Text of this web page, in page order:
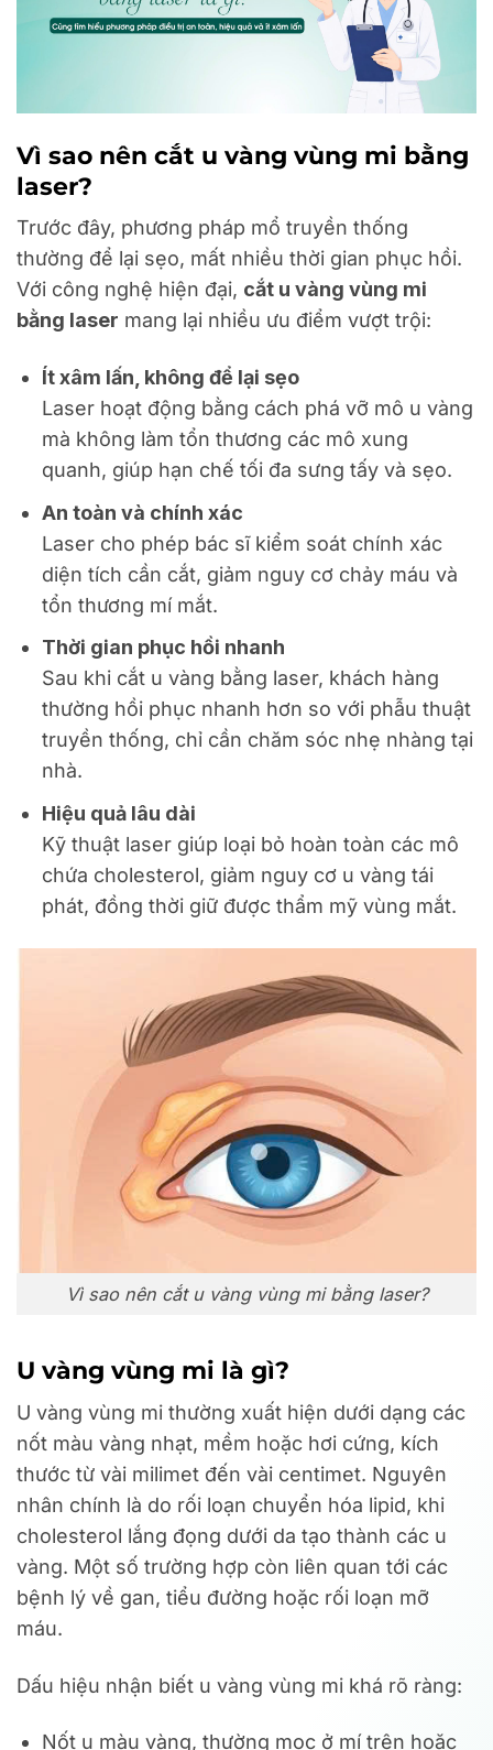
Vì sao nên cắt u vàng vùng mi bằng
laser?
Trước đây, phương pháp mổ truyền thống
thường để lại sẹo, mất nhiều thời gian phục hồi.
Với công nghệ hiện đại, cắt u vàng vùng mi
bằng laser mang lại nhiều ưu điểm vượt trội:
Ít xâm lấn, không để lại sẹo
Laser hoạt động bằng cách phá vỡ mô u vàng
mà không làm tổn thương các mô xung
quanh, giúp hạn chế tối đa sưng tấy và sẹo.
An toàn và chính xác
Laser cho phép bác sĩ kiểm soát chính xác
diện tích cần cắt, giảm nguy cơ chảy máu và
tổn thương mí mắt.
Thời gian phục hồi nhanh
Sau khi cắt u vàng bằng laser, khách hàng
thường hồi phục nhanh hơn so với phẫu thuật
truyền thống, chỉ cần chăm sóc nhẹ nhàng tại
nhà.
Hiệu quả lâu dài
Kỹ thuật laser giúp loại bỏ hoàn toàn các mô
chứa cholesterol, giảm nguy cơ u vàng tái
phát, đồng thời giữ được thẩm mỹ vùng mắt.
Vì sao nên cắt u vàng vùng mi bằng laser?
U vàng vùng mi là gì?
U vàng vùng mi thường xuất hiện dưới dạng các
nốt màu vàng nhạt, mềm hoặc hơi cứng, kích
thước từ vài milimet đến vài centimet. Nguyên
nhân chính là do rối loạn chuyển hóa lipid, khi
cholesterol lắng đọng dưới da tạo thành các u
vàng. Một số trường hợp còn liên quan tới các
bệnh lý về gan, tiểu đường hoặc rối loạn mỡ
máu.
Dấu hiệu nhận biết u vàng vùng mi khá rõ ràng:
Nốt u màu vàng, thường mọc ở mí trên hoặc